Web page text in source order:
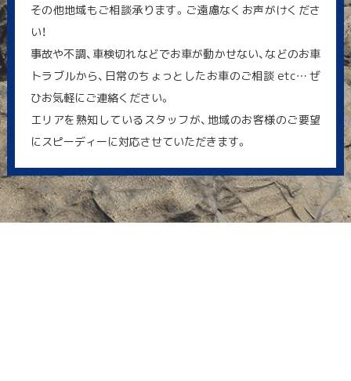
その他地域もご相談承ります。ご遠慮なくお声がけくださ
い！
事故や不調、車検切れなどでお車が動かせない、などのお車
トラブルから、日常のちょっとしたお車のご相談 etc… ぜ
ひお気軽にご連絡ください。
エリアを熟知しているスタッフが、地域のお客様のご要望
にスピーディーに対応させていただきます。